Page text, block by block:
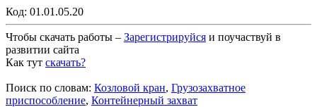
Код: 01.01.05.20
Чтобы скачать работы – Зарегистрируйся и поучаствуй в
развитии сайта
Как тут скачать?
Поиск по словам: Козловой кран, Грузозахватное
приспособление, Контейнерный захват